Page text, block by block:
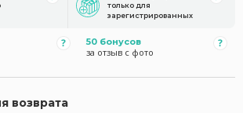
только для
зарегистрированных
50 бонусов
за отзыв с фото
возврата